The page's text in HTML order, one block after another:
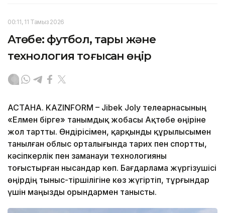
00:11, 11 Тамыз 2026
Ақтөбе: футбол, тары және
технология тоғысқан өңір
АСТАНА. KAZINFORM – Jibek Joly телеарнасының
«Елмен бірге» танымдық жобасы Ақтөбе өңіріне
жол тартты. Өндірісімен, қарқынды құрылысымен
танылған облыс орталығында тарих пен спортты,
кәсіпкерлік пен заманауи технологияны
тоғыстырған нысандар көп. Бағдарлама жүргізушісі
өңірдің тыныс-тіршілігіне көз жүгіртіп, тұрғындар
үшін маңызды орындармен танысты.